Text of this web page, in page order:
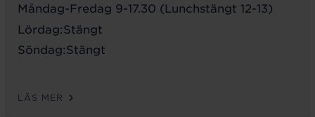
Måndag-Fredag 9-17.30 (Lunchstängt 12-13)
Lördag:Stängt
Söndag:Stängt
LÄS MER